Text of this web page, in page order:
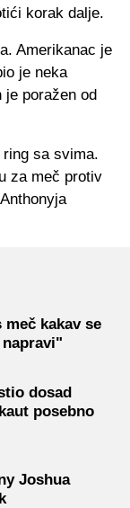
korak dalje.
Amerikanac je
je neka
je poražen od
ring sa svima.
za meč protiv
kakav se
dosad
posebno
Joshua